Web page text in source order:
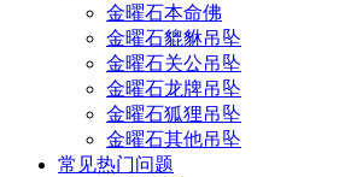
金曜石本命佛
金曜石貔貅吊坠
金曜石关公吊坠
金曜石龙牌吊坠
金曜石狐狸吊坠
金曜石其他吊坠
常见热门问题